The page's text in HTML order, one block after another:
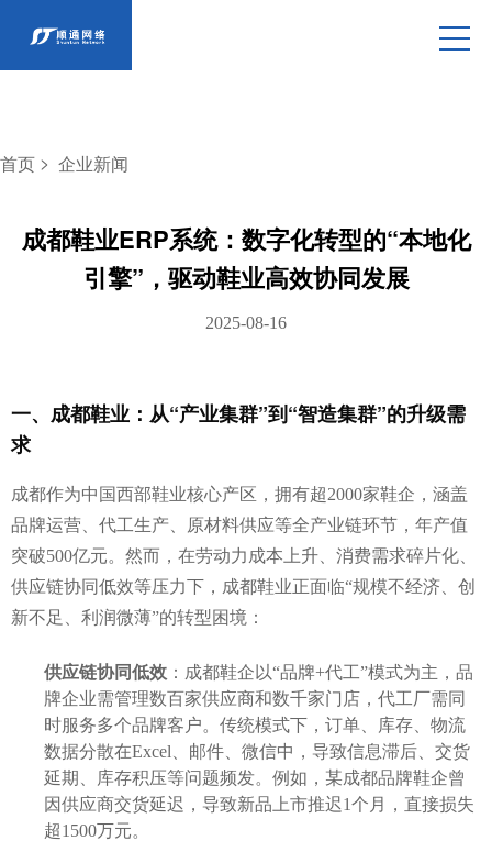
首页 > 企业新闻
成都鞋业ERP系统：数字化转型的“本地化
引擎”，驱动鞋业高效协同发展
2025-08-16
一、成都鞋业：从“产业集群”到“智造集群”的升级需
求
成都作为中国西部鞋业核心产区，拥有超2000家鞋企，涵盖
品牌运营、代工生产、原材料供应等全产业链环节，年产值
突破500亿元。然而，在劳动力成本上升、消费需求碎片化、
供应链协同低效等压力下，成都鞋业正面临“规模不经济、创
新不足、利润微薄”的转型困境：
供应链协同低效 ：成都鞋企以“品牌+代工”模式为主，品
牌企业需管理数百家供应商和数千家门店，代工厂需同
时服务多个品牌客户。传统模式下，订单、库存、物流
数据分散在Excel、邮件、微信中，导致信息滞后、交货
延期、库存积压等问题频发。例如，某成都品牌鞋企曾
因供应商交货延迟，导致新品上市推迟1个月，直接损失
超1500万元。